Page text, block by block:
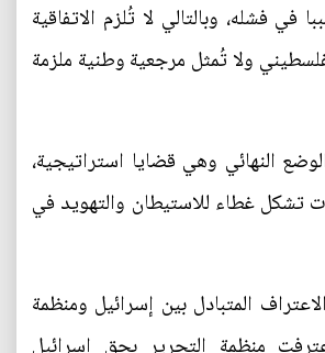
في فشله، وبالتالي لا تُلزم الاتفاقية
ولا تُمثل مرجعية وطنية ملزمة
النهائي وهي قضايا استراتيجية،
تشكل غطاء للاستيطان والتهويد في
المتبادل بين إسرائيل ومنظمة